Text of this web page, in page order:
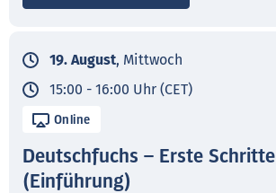
19. August, Mittwoch
15:00 - 16:00 Uhr (CET)
Online
Deutschfuchs – Erste Schritte
(Einführung)